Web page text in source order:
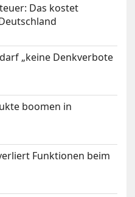
Das kostet
„keine Denkverbote
boomen in
Funktionen beim